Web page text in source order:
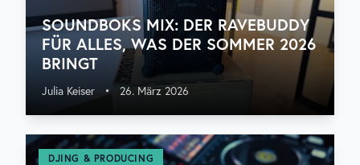
SOUNDBOKS MIX: DER RAVEBUDDY
FÜR ALLES, WAS DER SOMMER 2026
BRINGT
Julia Keiser • 26. März 2026
DJING & PRODUCING